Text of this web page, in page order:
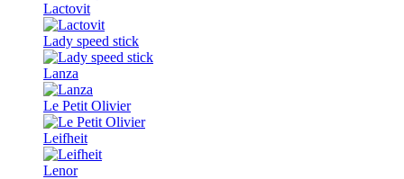
Lactovit
Lady speed stick
Lanza
Le Petit Olivier
Leifheit
Lenor